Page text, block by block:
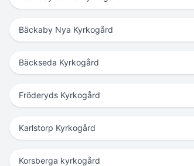
Bäckaby Nya Kyrkogård
Bäckseda Kyrkogård
Fröderyds Kyrkogård
Karlstorp Kyrkogård
Korsberga kyrkogård